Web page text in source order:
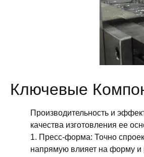
Ключевые
Производительность и
качества изготовления ее
1. Пресс-форма: Точно
напрямую влияет на форму и